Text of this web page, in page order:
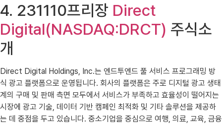
4. 231110프리장 Direct
Digital(NASDAQ:DRCT) 주식소
개
Direct Digital Holdings, Inc.는 엔드투엔드 풀 서비스 프로그래밍 방
식 광고 플랫폼으로 운영됩니다. 회사의 플랫폼은 주로 디지털 광고 생태
계의 구매 및 판매 측면 모두에서 서비스가 부족하고 효율성이 떨어지는
시장에 광고 기술, 데이터 기반 캠페인 최적화 및 기타 솔루션을 제공하
는 데 중점을 두고 있습니다. 중소기업을 중심으로 여행, 의료, 교육, 금융